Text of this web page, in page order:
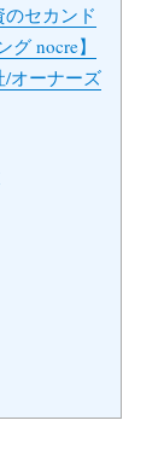
セカンド
nocre】
/オーナーズ